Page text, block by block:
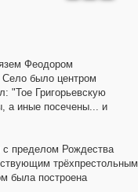
Феодором
Село было центром
"Тое Григорьевскую
а иные посечены... и
с пределом Рождества
трёхпрестольным
была построена